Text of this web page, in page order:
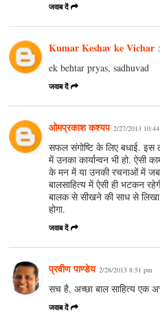
जवाब दें
Kumar Keshav ke Vichar
ek behtar pryas, sadhuvad
जवाब दें
ओमप्रकाश कश्यप 2/27/2013
सफल संगोष्टि के लिए बधाई. इस
में उनका कार्यान्वन भी हो. ऐसी
के मन में या उनकी रचनाओं में
बालसाहित्य में ऐसी ही भटकन
बालक से सीखने की साध से लिखा
होगा.
जवाब दें
प्रवीण पाण्डेय 2/28/2013 8:51 pm
सच है, अच्छा बाल साहित्य एक
जवाब दें